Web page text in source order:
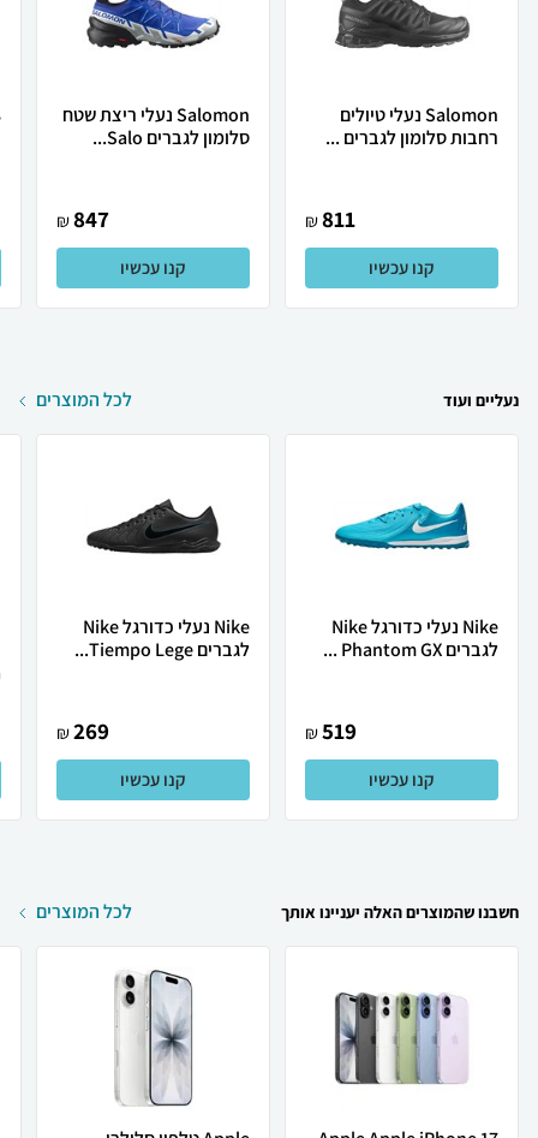
Salomon נעלי טיולים
רחבות סלומון לגברים ...
811
₪
קנו עכשיו
Salomon נעלי ריצת שטח
סלומון לגברים Salo...
847
₪
קנו עכשיו
נעליים ועוד לכל המוצרים
Nike נעלי כדורגל Nike
לגברים Phantom GX ...
519
₪
קנו עכשיו
Nike נעלי כדורגל Nike
לגברים Tiempo Lege...
269
₪
קנו עכשיו
חשבנו שהמוצרים האלה יעניינו אותך לכל המוצרים